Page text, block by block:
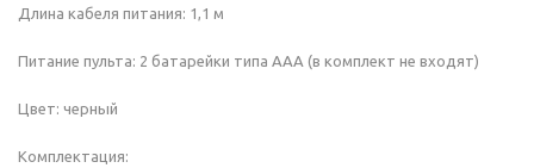
Длина кабеля питания: 1,1 м
Питание пульта: 2 батарейки типа ААА (в комплект не входят)
Цвет: черный
Комплектация: